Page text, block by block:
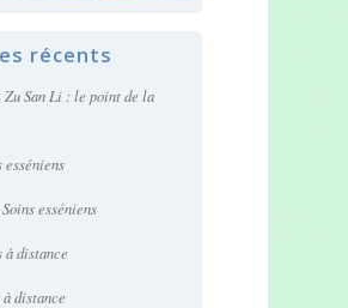
récents
Zu San Li : le point de la
esséniens
Soins esséniens
à distance
à distance